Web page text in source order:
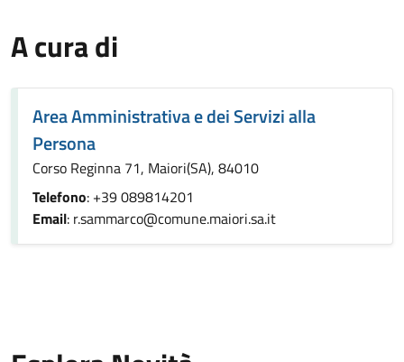
A cura di
Area Amministrativa e dei Servizi alla
Persona
Corso Reginna 71, Maiori(SA), 84010
Telefono: +39 089814201
Email: r.sammarco@comune.maiori.sa.it